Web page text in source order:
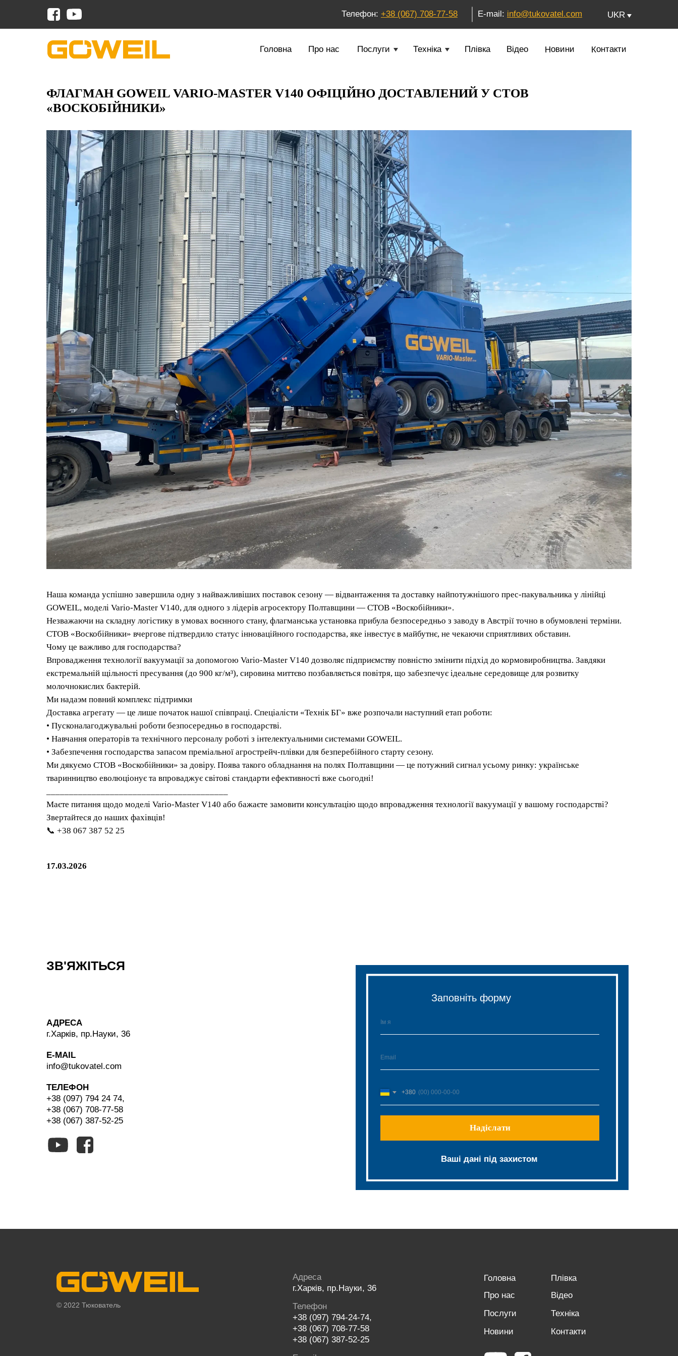
Головна Про нас Відео Контакти
Послуги
E-mail: info@tukovatel.com
Телефон: +38 (067) 708-77-58
Новини
Техніка Плівка
UKR
ФЛАГМАН GOWEIL VARIO-MASTER V140 ОФІЦІЙНО ДОСТАВЛЕНИЙ У СТОВ
«ВОСКОБІЙНИКИ»
Наша команда успішно завершила одну з найважливіших поставок сезону — відвантаження та доставку найпотужнішого прес-пакувальника у лінійці
GOWEIL, моделі Vario-Master V140, для одного з лідерів агросектору Полтавщини — СТОВ «Воскобійники».
Незважаючи на складну логістику в умовах воєнного стану, флагманська установка прибула безпосередньо з заводу в Австрії точно в обумовлені терміни.
СТОВ «Воскобійники» вчергове підтвердило статус інноваційного господарства, яке інвестує в майбутнє, не чекаючи сприятливих обставин.
Чому це важливо для господарства?
Впровадження технології вакуумації за допомогою Vario-Master V140 дозволяє підприємству повністю змінити підхід до кормовиробництва. Завдяки
екстремальній щільності пресування (до 900 кг/м³), сировина миттєво позбавляється повітря, що забезпечує ідеальне середовище для розвитку
молочнокислих бактерій.
Ми надаэм повний комплекс підтримки
Доставка агрегату — це лише початок нашої співпраці. Спеціалісти «Технік БГ» вже розпочали наступний етап роботи:
• Пусконалагоджувальні роботи безпосередньо в господарстві.
• Навчання операторів та технічного персоналу роботі з інтелектуальними системами GOWEIL.
• Забезпечення господарства запасом преміальної агрострейч-плівки для безперебійного старту сезону.
Ми дякуємо СТОВ «Воскобійники» за довіру. Поява такого обладнання на полях Полтавщини — це потужний сигнал усьому ринку: українське
тваринництво еволюціонує та впроваджує світові стандарти ефективності вже сьогодні!
Маєте питання щодо моделі Vario-Master V140 або бажаєте замовити консультацію щодо впровадження технології вакуумації у вашому господарстві?
Звертайтеся до наших фахівців!
📞 +38 067 387 52 25
17.03.2026
ЗВ'ЯЖІТЬСЯ
ТЕЛЕФОН
+38 (097) 794 24 74,
+38 (067) 708-77-58
+38 (067) 387-52-25
АДРЕСА
г.Харків, пр.Науки, 36
E-MAIL
info@tukovatel.com
+380
Надіслати
Заповніть форму
Ваші дані під захистом
Головна
Про нас
© 2022 Тюкователь
Послуги Техніка
Відео
Контакти
Новини
Плівка
Адреса
г.Харків, пр.Науки, 36
Телефон
+38 (097) 794-24-74,
+38 (067) 708-77-58
+38 (067) 387-52-25